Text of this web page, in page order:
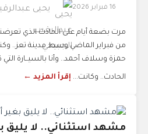
16 فبراير 2026 يحيى
مرت بضعة أيام على الحادث الذي
من فبراير الماضي وسط مدينة تعز..
حمزة وسلاف أحمد.. وأنا بالسيــارة
الحادث.. وكانت... إقرأ المزيد ←
مشهد استثنائي.. لا